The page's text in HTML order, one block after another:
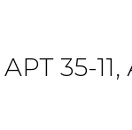
35-